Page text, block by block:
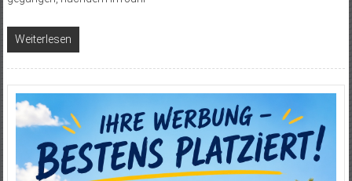
Weiterlesen